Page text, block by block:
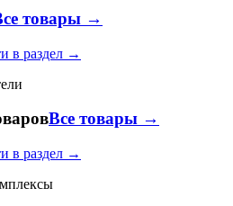
товары →
в раздел →
Все товары →
в раздел →